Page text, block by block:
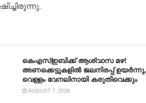
കെഎസ്ഇബിക്ക് ആശ്വാസ മഴ!
അണക്കെട്ടുകളിൽ ജലനിരപ്പ് ഉയർന്നു,
വെള്ളം വേനലിനായി കരുതിവെക്കും
AUGUST 7, 2026